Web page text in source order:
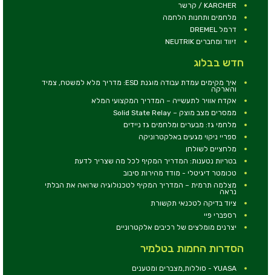
KARCHER / קרשר
מלחמים ותחנות הלחמה
דרמל DREMEL
זיווד ומחברים NEUTRIK
חדש בבלוג
איך מקימים עמדת עבודה מוגנת ESD: מדריך מלא למשטח, צמיד
והארקה
אקדח אוויר לתעשייה – המדריך המקצועי המלא
ממסרים מצב מוצק – Solid State Relay
מלחמי גז: מבערים ומלחמים גז ניידים
ספריי ניקוי מגעים באלקטרוניקה
מלחציים לשולחן
בטריות נטענות: המדריך המקיף לכל מה שצריך לדעת
טכומטר דיגיטלי - מודד מהירות סיבוב
מצלמה תרמית – המדריך המקיף לטכנולוגיה שרואה את הבלתי
נראה
ציוד בדיקה לטכנאי תקשורת
רספברי פיי
יצרנים מומלצים של רכיבים אלקטרוניים
הסדרות החמות בטלמיר
YUASA - סוללות,מצברים ומטענים